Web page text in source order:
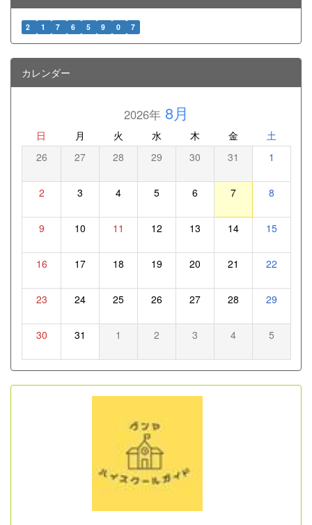
2 1 7 6 5 9 0 7
カレンダー
2026年8月
日 月 火 水 木 金 土
26 27 28 29 30 31 1
2 3 4 5 6 7 8
9 10 11 12 13 14 15
16 17 18 19 20 21 22
23 24 25 26 27 28 29
30 31 1 2 3 4 5